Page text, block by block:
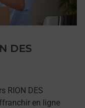
DES
RION DES
en ligne